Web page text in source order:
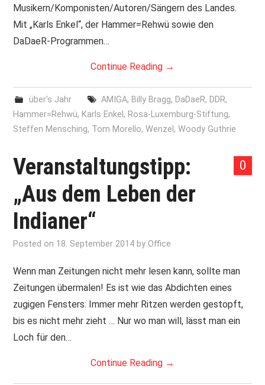
Musikern/Komponisten/Autoren/Sängern des Landes.
Mit „Karls Enkel“, der Hammer=Rehwü sowie den
DaDaeR-Programmen…
Continue Reading →
über's Jahr AMIGA, Billy Bragg, DaDaeR, DDR,
Hammer=Rehwü, Karls Enkel, Rosa-Luxemburg-Stiftung,
Steffen Mensching, Tom Morello,Wenzel,Woody Guthrie
0
Veranstaltungstipp:
„Aus dem Leben der
Indianer“
Posted on 18. September 2014 byOffice
Wenn man Zeitungen nicht mehr lesen kann, sollte man
Zeitungen übermalen! Es ist wie das Abdichten eines
zugigen Fensters: Immer mehr Ritzen werden gestopft,
bis es nicht mehr zieht … Nur wo man will, lässt man ein
Loch für den…
Continue Reading →